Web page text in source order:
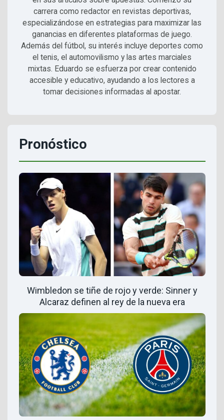
carrera como redactor en revistas deportivas,
especializándose en estrategias para maximizar las
ganancias en diferentes plataformas de juego.
Además del fútbol, su interés incluye deportes como
el tenis, el automovilismo y las artes marciales
mixtas. Eduardo se esfuerza por crear contenido
accesible y educativo, ayudando a los lectores a
tomar decisiones informadas al apostar.
Pronóstico
Wimbledon se tiñe de rojo y verde: Sinner y
Alcaraz definen al rey de la nueva era